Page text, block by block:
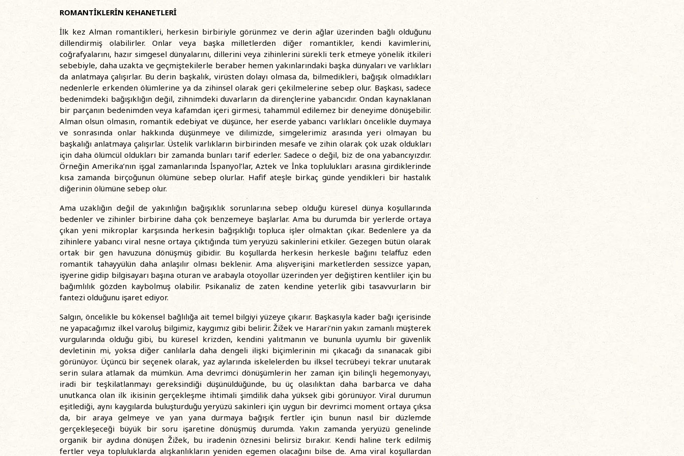
ROMANTİKLERİN KEHANETLERİ
İlk kez Alman romantikleri, herkesin birbiriyle görünmez ve derin ağlar üzerinden bağlı olduğunu
dillendirmiş olabilirler. Onlar veya başka milletlerden diğer romantikler, kendi kavimlerini,
coğrafyalarını, hazır simgesel dünyalarını, dillerini veya zihinlerini sürekli terk etmeye yönelik itkileri
sebebiyle, daha uzakta ve geçmiştekilerle beraber hemen yakınlarındaki başka dünyaları ve varlıkları
da anlatmaya çalışırlar. Bu derin başkalık, virüsten dolayı olmasa da, bilmedikleri, bağışık olmadıkları
nedenlerle erkenden ölümlerine ya da zihinsel olarak geri çekilmelerine sebep olur. Başkası, sadece
bedenimdeki bağışıklığın değil, zihnimdeki duvarların da dirençlerine yabancıdır. Ondan kaynaklanan
bir parçanın bedenimden veya kafamdan içeri girmesi, tahammül edilemez bir deneyime dönüşebilir.
Alman olsun olmasın, romantik edebiyat ve düşünce, her eserde yabancı varlıkları öncelikle duymaya
ve sonrasında onlar hakkında düşünmeye ve dilimizde, simgelerimiz arasında yeri olmayan bu
başkalığı anlatmaya çalışırlar. Üstelik varlıkların birbirinden mesafe ve zihin olarak çok uzak oldukları
için daha ölümcül oldukları bir zamanda bunları tarif ederler. Sadece o değil, biz de ona yabancıyızdır.
Örneğin Amerika’nın işgal zamanlarında İspanyol’lar, Aztek ve İnka toplulukları arasına girdiklerinde
kısa zamanda birçoğunun ölümüne sebep olurlar. Hafif ateşle birkaç günde yendikleri bir hastalık
diğerinin ölümüne sebep olur.
Ama uzaklığın değil de yakınlığın bağışıklık sorunlarına sebep olduğu küresel dünya koşullarında
bedenler ve zihinler birbirine daha çok benzemeye başlarlar. Ama bu durumda bir yerlerde ortaya
çıkan yeni mikroplar karşısında herkesin bağışıklığı topluca işler olmaktan çıkar. Bedenlere ya da
zihinlere yabancı viral nesne ortaya çıktığında tüm yeryüzü sakinlerini etkiler. Gezegen bütün olarak
ortak bir gen havuzuna dönüşmüş gibidir. Bu koşullarda herkesin herkesle bağını telaffuz eden
romantik tahayyülün daha anlaşılır olması beklenir. Ama alışverişini marketlerden sessizce yapan,
işyerine gidip bilgisayarı başına oturan ve arabayla otoyollar üzerinden yer değiştiren kentliler için bu
bağımlılık gözden kaybolmuş olabilir. Psikanaliz de zaten kendine yeterlik gibi tasavvurların bir
fantezi olduğunu işaret ediyor.
Salgın, öncelikle bu kökensel bağlılığa ait temel bilgiyi yüzeye çıkarır. Başkasıyla kader bağı içerisinde
ne yapacağımız ilkel varoluş bilgimiz, kaygımız gibi belirir. Žižek ve Harari’nin yakın zamanlı müşterek
vurgularında olduğu gibi, bu küresel krizden, kendini yalıtmanın ve bununla uyumlu bir güvenlik
devletinin mi, yoksa diğer canlılarla daha dengeli ilişki biçimlerinin mi çıkacağı da sınanacak gibi
görünüyor. Üçüncü bir seçenek olarak, yaz aylarında iskelelerden bu ilksel tecrübeyi tekrar unutarak
serin sulara atlamak da mümkün. Ama devrimci dönüşümlerin her zaman için bilinçli hegemonyayı,
iradi bir teşkilatlanmayı gereksindiği düşünüldüğünde, bu üç olasılıktan daha barbarca ve daha
unutkanca olan ilk ikisinin gerçekleşme ihtimali şimdilik daha yüksek gibi görünüyor. Viral durumun
eşitlediği, aynı kaygılarda buluşturduğu yeryüzü sakinleri için uygun bir devrimci moment ortaya çıksa
da, bir araya gelmeye ve yan yana durmaya bağışık fertler için bunun nasıl bir düzlemde
gerçekleşeceği büyük bir soru işaretine dönüşmüş durumda. Yakın zamanda yeryüzü genelinde
organik bir aydına dönüşen Žižek, bu iradenin öznesini belirsiz bırakır. Kendi haline terk edilmiş
fertler veya topluluklarda alışkanlıkların yeniden egemen olacağını bilse de. Ama viral koşullardan